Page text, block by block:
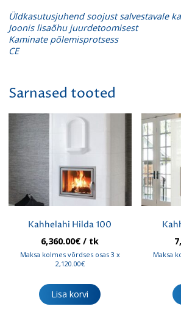
Üldkasutusjuhend soojust salvestavale
Joonis lisaõhu juurdetoomisest
Kaminate põlemisprotsess
CE
Sarnased tooted
Kahhelahi Hilda 100
6,360.00€ / tk
Maksa kolmes võrdses osas 3 x
2,120.00€
Lisa korvi
Maksa